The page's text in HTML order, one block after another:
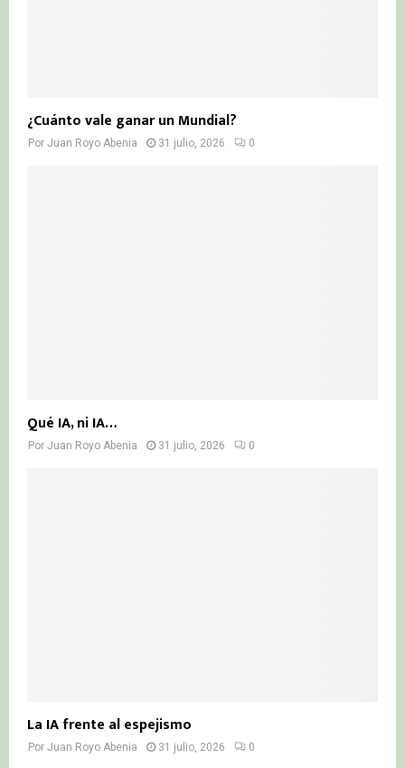
¿Cuánto vale ganar un Mundial?
Por Juan Royo Abenia 31 julio, 2026 0
Qué IA, ni IA…
Por Juan Royo Abenia 31 julio, 2026 0
La IA frente al espejismo
Por Juan Royo Abenia 31 julio, 2026 0